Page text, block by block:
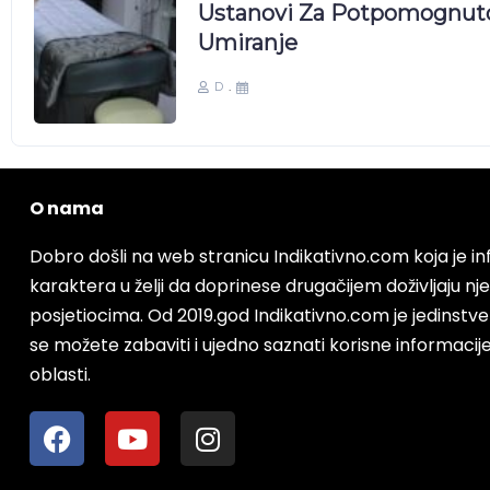
Druga Na Poslu Imala
Pobačaj: ‘Sustav Je
D
O nama
Dobro došli na web stranicu Indikativno.com koja je
karaktera u želji da doprinese drugačijem doživljaju
posjetiocima. Od 2019.god Indikativno.com je
se možete zabaviti i ujedno saznati korisne
oblasti.
F
a
c
Y
o
u
I
n
s